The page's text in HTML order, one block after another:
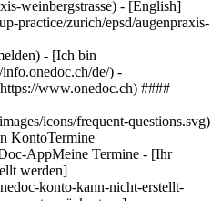
weinbergstrasse) - [English]
practice/zurich/epsd/augenpraxis-
- [Ich bin
de/) -
www.onedoc.ch) ####
icons/frequent-questions.svg)
KontoTermine
AppMeine Termine - [Ihr
werden]
konto-kann-nicht-erstellt-